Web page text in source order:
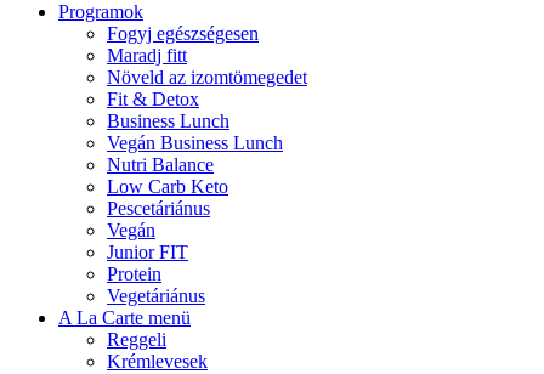
Programok
Fogyj egészségesen
Maradj fitt
Növeld az izomtömegedet
Fit & Detox
Business Lunch
Vegán Business Lunch
Nutri Balance
Low Carb Keto
Pescetáriánus
Vegán
Junior FIT
Protein
Vegetáriánus
A La Carte menü
Reggeli
Krémlevesek